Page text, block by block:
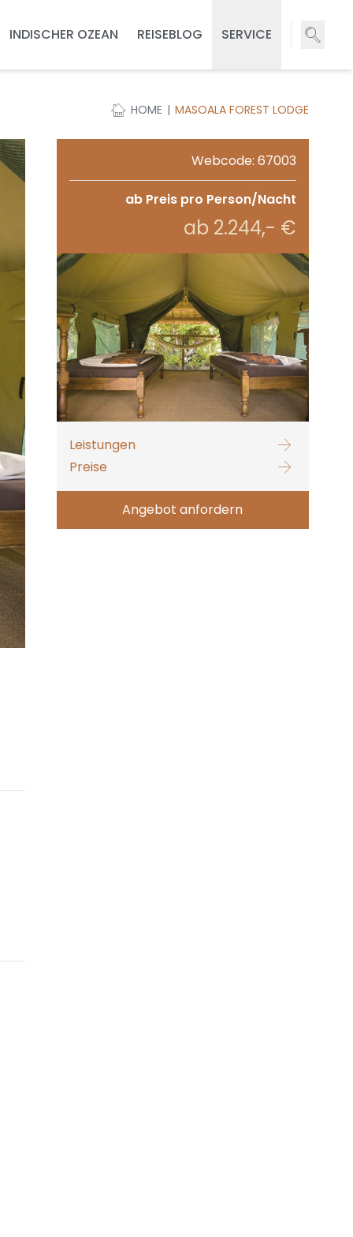
INDISCHER OZEAN REISEBLOG SERVICE
HOME MASOALA FOREST LODGE
Webcode: 67003
ab Preis pro Person/Nacht
ab 2.244,- €
Leistungen
Preise
Angebot anfordern